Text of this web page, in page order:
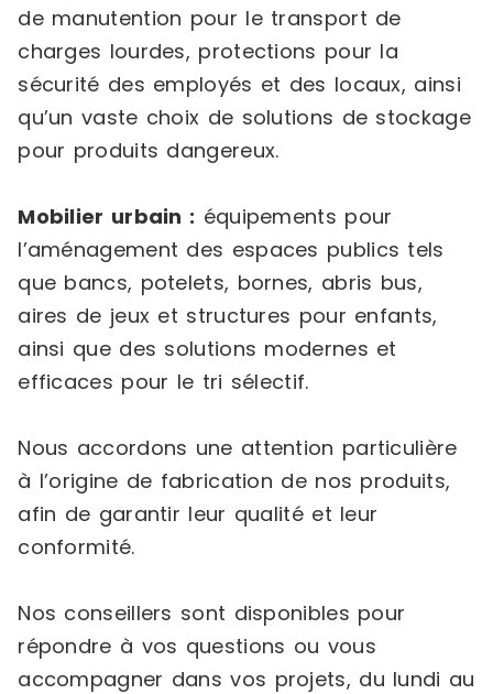
de manutention pour le transport de
charges lourdes, protections pour la
sécurité des employés et des locaux, ainsi
qu’un vaste choix de solutions de stockage
pour produits dangereux.
Mobilier urbain : équipements pour
l’aménagement des espaces publics tels
que bancs, potelets, bornes, abris bus,
aires de jeux et structures pour enfants,
ainsi que des solutions modernes et
efficaces pour le tri sélectif.
Nous accordons une attention particulière
à l’origine de fabrication de nos produits,
afin de garantir leur qualité et leur
conformité.
Nos conseillers sont disponibles pour
répondre à vos questions ou vous
accompagner dans vos projets, du lundi au